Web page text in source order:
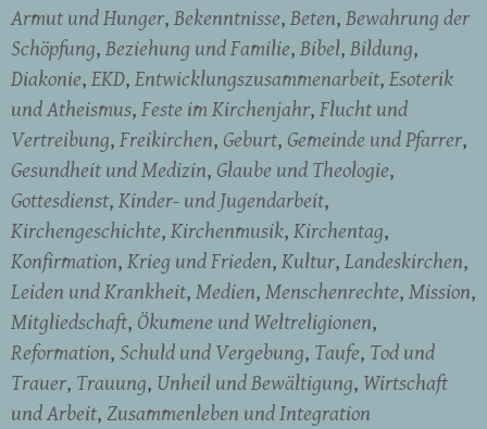
Armut und Hunger Bekenntnisse Beten Bewahrung der
Schöpfung Beziehung und Familie Bibel Bildung
Diakonie EKD Entwicklungszusammenarbeit Esoterik
und Atheismus Feste im Kirchenjahr Flucht und
Vertreibung Freikirchen Geburt Gemeinde und Pfarrer
Gesundheit und Medizin Glaube und Theologie
Gottesdienst Kinder- und Jugendarbeit
Kirchengeschichte Kirchenmusik Kirchentag
Konfirmation Krieg und Frieden Kultur Landeskirchen
Leiden und Krankheit Medien Menschenrechte Mission
Mitgliedschaft Ökumene und Weltreligionen
Reformation Schuld und Vergebung Taufe Tod und
Trauer Trauung Unheil und Bewältigung Wirtschaft
und Arbeit Zusammenleben und Integration